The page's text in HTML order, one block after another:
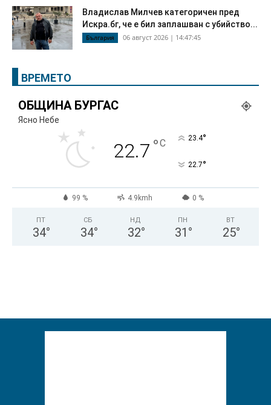
Владислав Милчев категоричен пред
Искра.бг, че е бил заплашван с убийство...
България 06 август 2026 | 14:47:45
ВРЕМЕТО
ОБЩИНА БУРГАС
Ясно Небе
22.7 °C 23.4°
22.7°
99 % 4.9kmh 0 %
ПТ
34°
СБ
34°
НД
32°
ПН
31 °
ВТ
25°